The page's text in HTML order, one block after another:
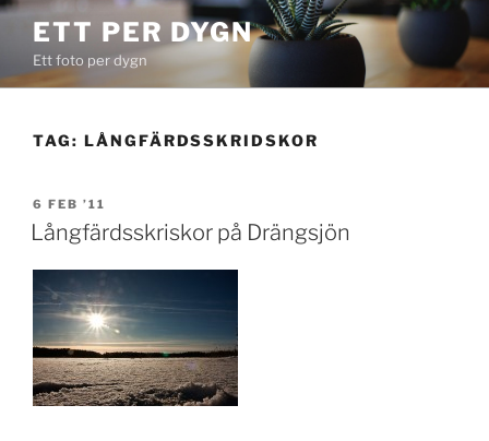
Skip
content
ETT PER DYGN
Ett foto per dygn
TAG: LÅNGFÄRDSSKRIDSKOR
POSTED
ON
6 FEB ’11
Långfärdsskriskor på Drängsjön